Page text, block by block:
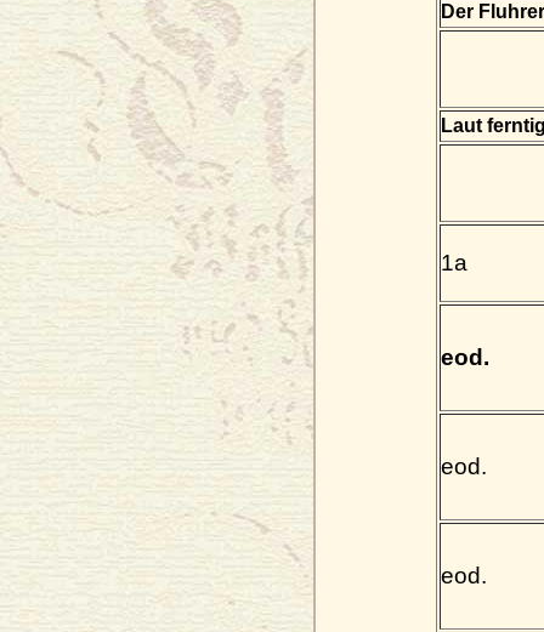
Der
Laut
1a
eod.
eod.
eod.